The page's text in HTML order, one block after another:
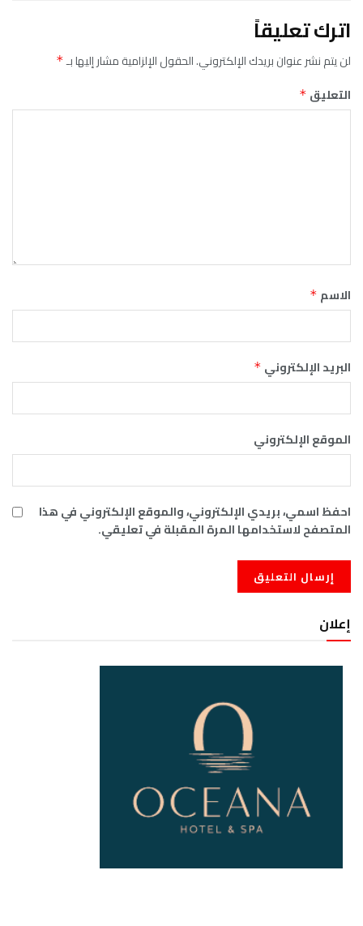
اترك تعليقاً
لن يتم نشر عنوان بريدك الإلكتروني.الحقول الإلزامية مشار إليها بـ*
التعليق *
الاسم *
البريد الإلكتروني *
الموقع الإلكتروني
احفظ اسمي، بريدي الإلكتروني، والموقع الإلكتروني في هذا
المتصفح لاستخدامها المرة المقبلة في تعليقي.
إعلان